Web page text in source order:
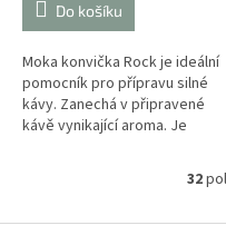
Do košíku
Moka konvička Rock je ideální
pomocník pro přípravu silné
kávy. Zanechá v připravené
kávě vynikající aroma. Je
32